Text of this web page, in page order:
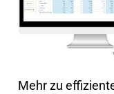
Mehr zu